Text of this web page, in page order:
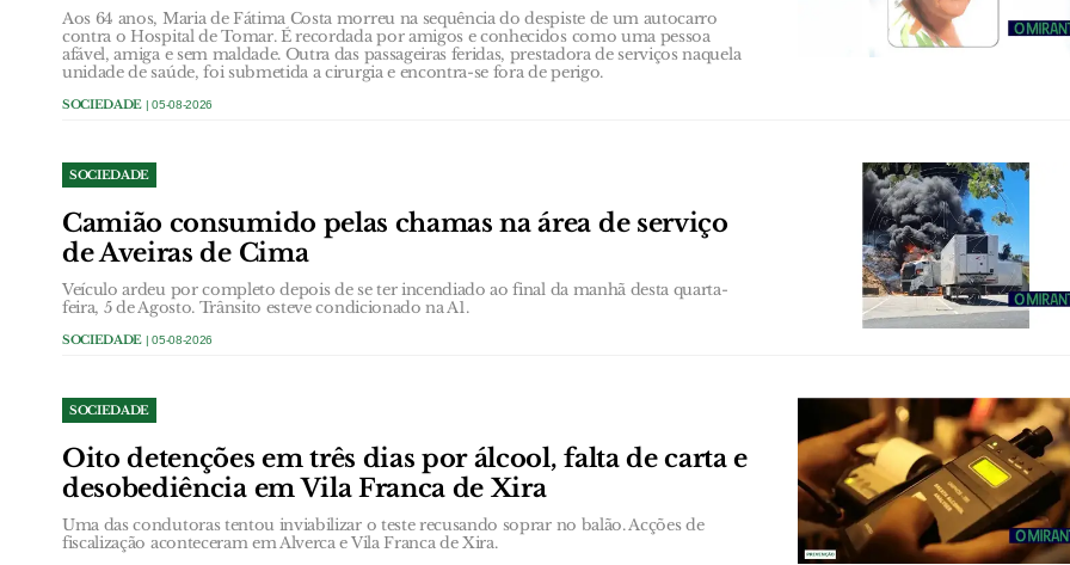
Aos 64 anos, Maria de Fátima Costa morreu na sequência do despiste de um autocarro
contra o Hospital de Tomar. É recordada por amigos e conhecidos como uma pessoa
afável, amiga e sem maldade. Outra das passageiras feridas, prestadora de serviços naquela
unidade de saúde, foi submetida a cirurgia e encontra-se fora de perigo.
SOCIEDADE | 05-08-2026
SOCIEDADE
Camião consumido pelas chamas na área de serviço
de Aveiras de Cima
Veículo ardeu por completo depois de se ter incendiado ao final da manhã desta quarta-
feira, 5 de Agosto. Trânsito esteve condicionado na A1.
SOCIEDADE | 05-08-2026
SOCIEDADE
Oito detenções em três dias por álcool, falta de carta e
desobediência em Vila Franca de Xira
Uma das condutoras tentou inviabilizar o teste recusando soprar no balão. Acções de
fiscalização aconteceram em Alverca e Vila Franca de Xira.